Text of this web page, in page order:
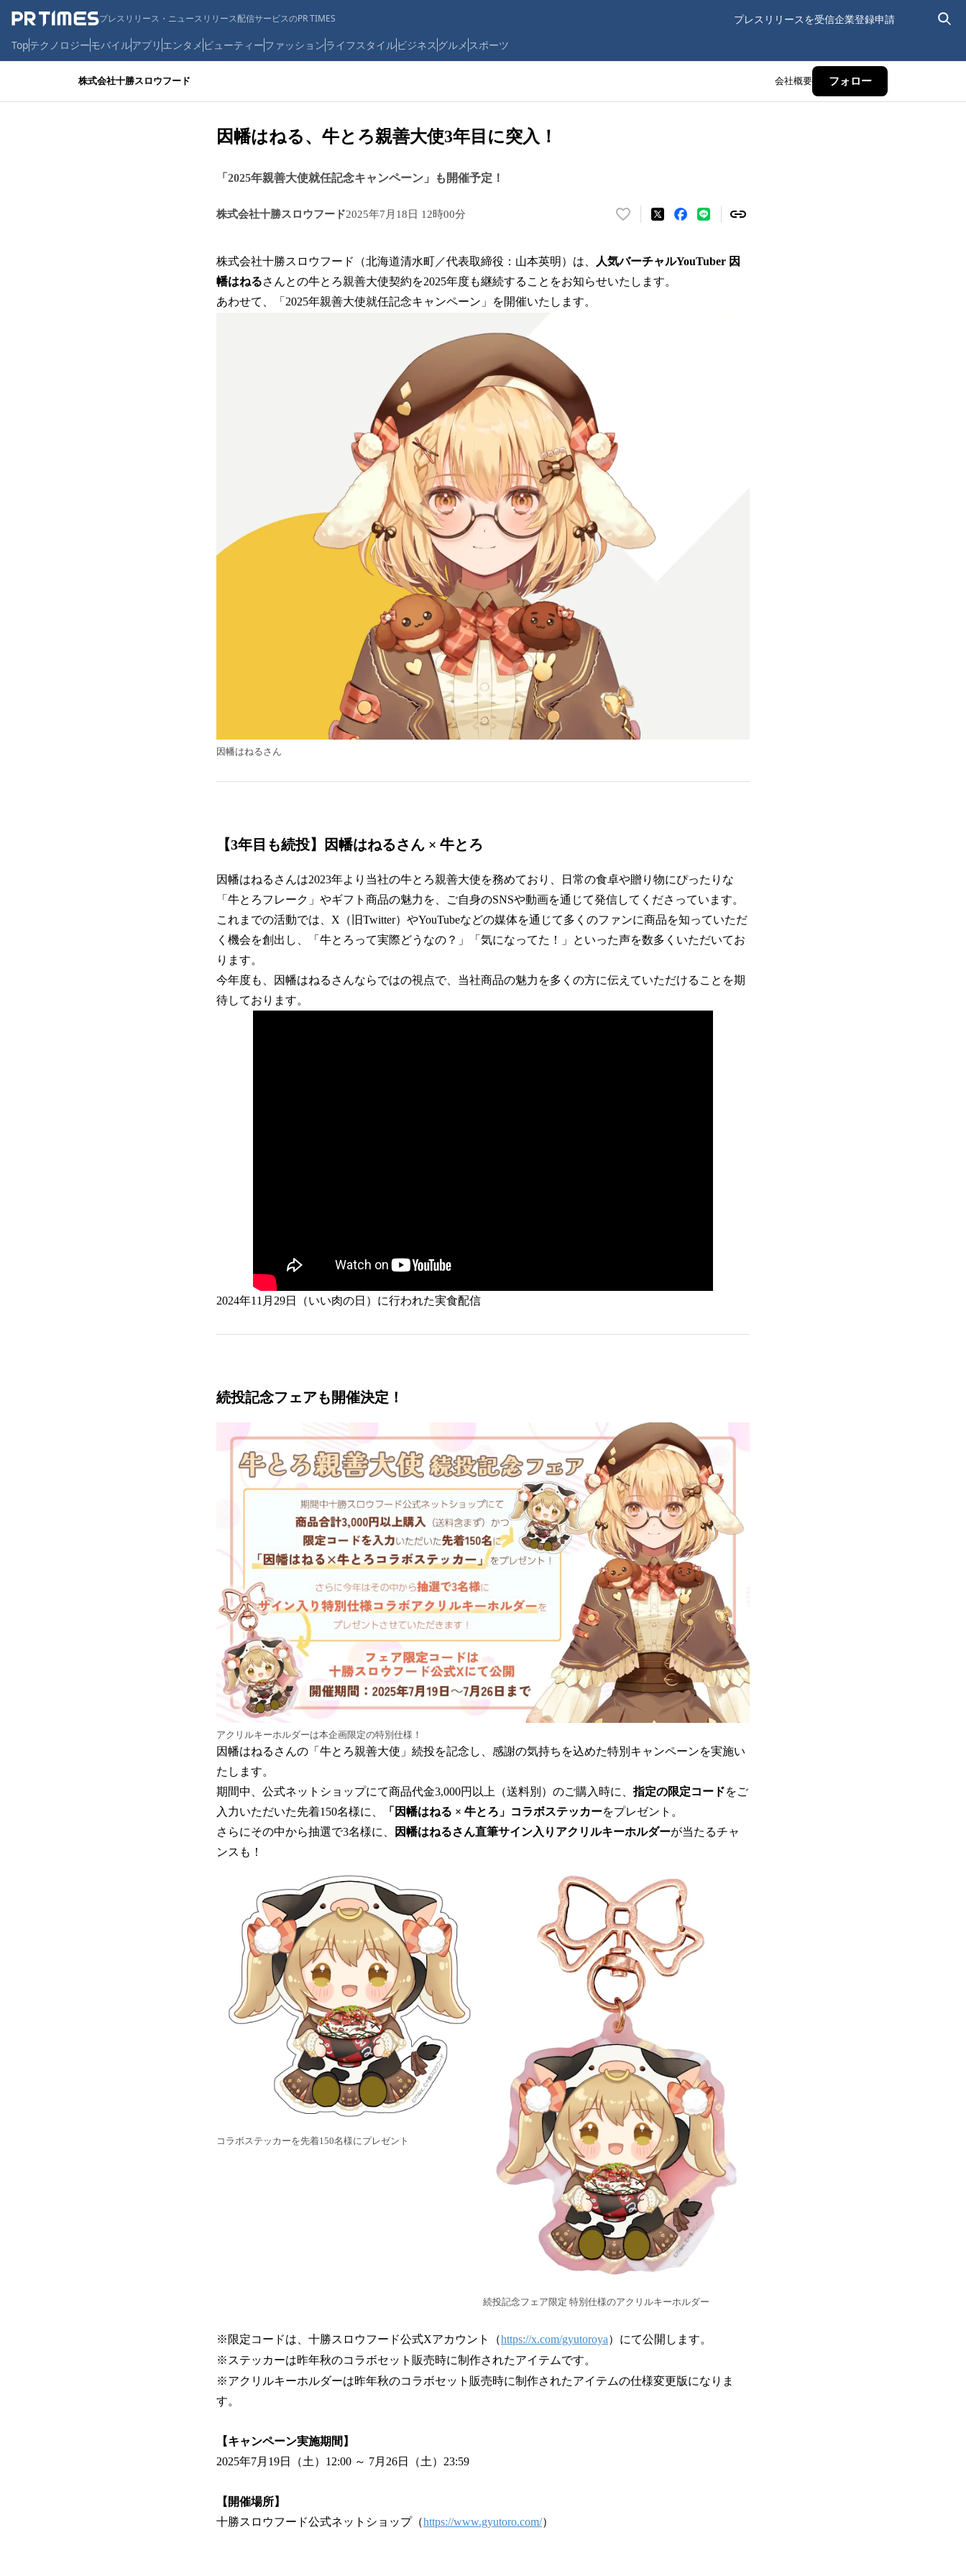
プレスリリース・ニュースリリース配信サービスのPR TIMES プレスリリースを受信企業登録申請
Topテクノロジーモバイルアプリ エンタメ ビューティーファッションライフスタイルビジネス グルメ スポーツ
株式会社十勝スロウフード 会社概要 フォロー
因幡はねる、牛とろ親善大使3年目に突入！
「2025年親善大使就任記念キャンペーン」も開催予定！
株式会社十勝スロウフード2025年7月18日 12時00分
い
！
数
株式会社十勝スロウフード（北海道清水町／代表取締役：山本英明）は、
人気バーチャルYouTuber 因
幡はねるさんとの牛とろ親善大使契約を2025年度も継続することをお知らせいたします。
あわせて、「2025年親善大使就任記念キャンペーン」を開催いたします。
因幡はねるさん
【3年目も続投】因幡はねるさん × 牛とろ
因幡はねるさんは2023年より当社の牛とろ親善大使を務めており、日常の食卓や贈り物にぴったりな
「牛とろフレーク」やギフト商品の魅力を、ご自身のSNSや動画を通じて発信してくださっています。
これまでの活動では、X（旧Twitter）やYouTubeなどの媒体を通じて多くのファンに商品を知っていただ
く機会を創出し、「牛とろって実際どうなの？」「気になってた！」といった声を数多くいただいてお
ります。
今年度も、因幡はねるさんならではの視点で、当社商品の魅力を多くの方に伝えていただけることを期
待しております。
2024年11月29日（いい肉の日）に行われた実食配信
続投記念フェアも開催決定！
アクリルキーホルダーは本企画限定の特別仕様！
因幡はねるさんの「牛とろ親善大使」続投を記念し、感謝の気持ちを込めた特別キャンペーンを実施い
たします。
期間中、公式ネットショップにて商品代金3,000円以上（送料別）のご購入時に、指定の限定コードをご
入力いただいた先着150名様に、
「因幡はねる × 牛とろ」コラボステッカーをプレゼント。
さらにその中から抽選で3名様に、
因幡はねるさん直筆サイン入りアクリルキーホルダーが当たるチャ
ンスも！
コラボステッカーを先着150名様にプレゼント
続投記念フェア限定 特別仕様のアクリルキーホルダー
※限定コードは、十勝スロウフード公式Xアカウント（https://x.com/gyutoroya）にて公開します。
※ステッカーは昨年秋のコラボセット販売時に制作されたアイテムです。
※アクリルキーホルダーは昨年秋のコラボセット販売時に制作されたアイテムの仕様変更版になりま
す。
【キャンペーン実施期間】
2025年7月19日（土）12:00 ～ 7月26日（土）23:59
【開催場所】
十勝スロウフード公式ネットショップ（https://www.gyutoro.com/）